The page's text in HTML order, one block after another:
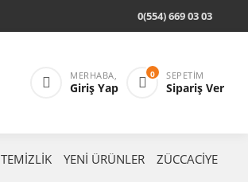
0(554) 669 03 03
MERHABA,
Giriş Yap
0 SEPETIM
Sipariş Ver
TEMİZLİK YENİ ÜRÜNLER ZÜCCACİYE